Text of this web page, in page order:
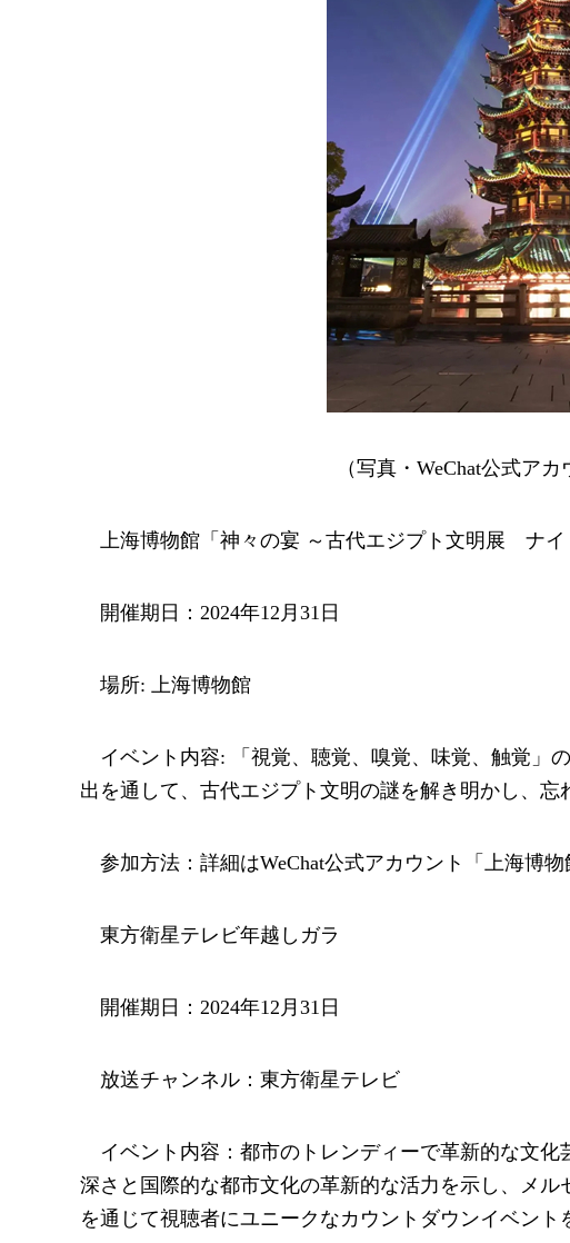
（写真・WeChat公式ア
上海博物館「神々の宴 ～古代エジプト文明展 ナイ
開催期日：2024年12月31日
場所: 上海博物館
イベント内容: 「視覚、聴覚、嗅覚、味覚、触覚」
出を通して、古代エジプト文明の謎を解き明かし、忘
参加方法：詳細はWeChat公式アカウント「上海博物
東方衛星テレビ年越しガラ
開催期日：2024年12月31日
放送チャンネル：東方衛星テレビ
イベント内容：都市のトレンディーで革新的な文
深さと国際的な都市文化の革新的な活力を示し、メ
を通じて視聴者にユニークなカウントダウンイベント